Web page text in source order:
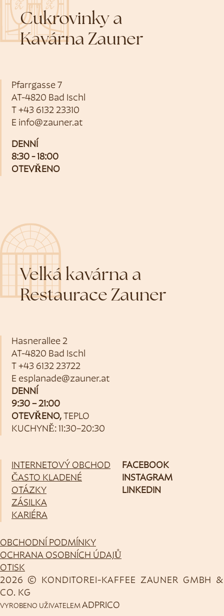
Cukrovinky a
Kavárna Zauner
Pfarrgasse 7
AT-4820 Bad Ischl
T +43 6132 23310
E info@zauner.at
DENNÍ
8:30 - 18:00
OTEVŘENO
Velká kavárna a
Restaurace Zauner
Hasnerallee 2
AT-4820 Bad Ischl
T +43 6132 23722
E esplanade@zauner.at
DENNÍ
9:30 – 21:00
OTEVŘENO, TEPLO
KUCHYNĚ: 11:30–20:30
INTERNETOVÝ OBCHOD
ČASTO KLADENÉ
OTÁZKY
ZÁSILKA
KARIÉRA
FACEBOOK
INSTAGRAM
LINKEDIN
2026 © KONDITOREI-KAFFEE ZAUNER GMBH &
CO. KG
OBCHODNÍ PODMÍNKY
OCHRANA OSOBNÍCH ÚDAJŮ
OTISK
VYROBENO UŽIVATELEM ADPRICO